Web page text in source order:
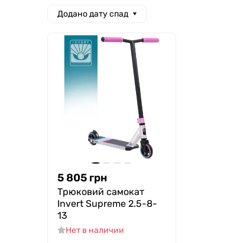
Додано дату спад
5 805 грн
Трюковий самокат
Invert Supreme 2.5-8-
13
Нет в наличии